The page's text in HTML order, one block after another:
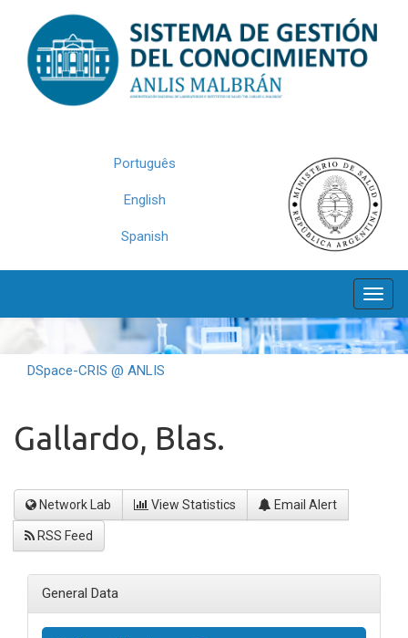
navigation
Português
English
Spanish
DSpace-CRIS @ ANLIS
Gallardo, Blas.
Network Lab View Statistics Email Alert
RSS Feed
General Data